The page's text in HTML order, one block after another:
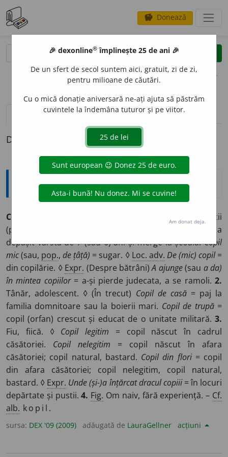
savings Donează
clear
opțiuni
definiții (1) pronunțievolume_up (50)
Definiția cu ID-ul 851874:
Explicative DEX
COP
Băiat sau fată în primii ani ai vieții
(până la adolescență). ◊
= copil care a
depășit vârsta de 7 (sau 6) ani și merge la școală.Copil
mic(sau, pop.,de țâță) = sugar. ◊ Loc. adv. De (mic) copil=
din copilărie. ◊ Expr. (Despre bătrâni)A ajunge(sau a da)
în mintea copiilor= a-și pierde judecata, a se ramoli.2.
Tânăr, adolescent. ◊ (În trecut) Copil de casă= paj la
familia domnitoare sau la boierii mari. Copil de trupă=
copil (orfan) crescut și educat de o unitate militară. 3.
Fiu, fiică. ◊ Copil legitim = copil născut în cadrul
căsătoriei. Copil nelegitim = copil născut în afara
căsătoriei; copil natural, bastard. Copil din flori= copil
din afara căsătoriei; copil nelegitim, copil natural,
bastard. ◊ Expr. Unde (și-)a înțărcat dracul copiii= în locuri
depărtate și pustii.4. Fig. Om naiv, fără experiență. – Cf.
alb. kopil.
sursa: DEX '09 (2009) adăugată de LauraGellner acțiuni
🎉 dexonline® împlinește 25 de ani 🎉
De un sfert de secol suntem aici, gratuit, zi de zi,
pentru milioane de căutări.
Cu o mică donație aniversară ne-ați ajuta să păstrăm
cuvintele la îndemâna tuturor și pe viitor.
Am donat deja.